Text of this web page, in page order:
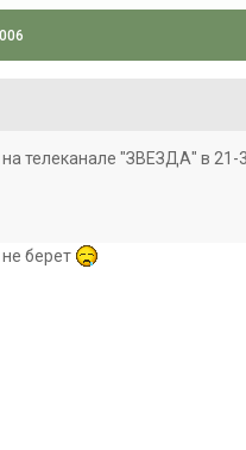
на телеканале "ЗВЕЗДА" в 21-
берет